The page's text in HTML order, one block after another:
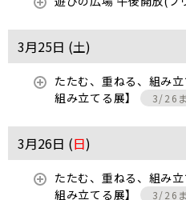
3月25日 (土)
たたむ、重ねる、組み
組み立てる展】
3/26
3月26日 (日)
たたむ、重ねる、組み
組み立てる展】
3/26